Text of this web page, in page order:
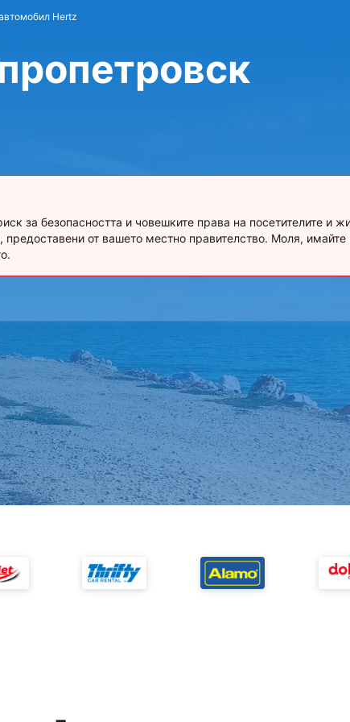
Hertz
за безопасността и човешките права на посетителите и
предоставени от вашето местно правителство. Моля,